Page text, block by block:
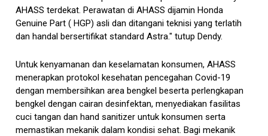
AHASS terdekat. Perawatan di AHASS dijamin Honda
Genuine Part ( HGP) asli dan ditangani teknisi yang terlatih
dan handal bersertifikat standard Astra." tutup Dendy.
Untuk kenyamanan dan keselamatan konsumen, AHASS
menerapkan protokol kesehatan pencegahan Covid-19
dengan membersihkan area bengkel beserta perlengkapan
bengkel dengan cairan desinfektan, menyediakan fasilitas
cuci tangan dan hand sanitizer untuk konsumen serta
memastikan mekanik dalam kondisi sehat. Bagi mekanik